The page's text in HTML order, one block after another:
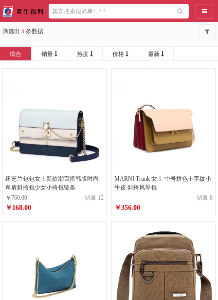
导航
筛选出 5 条数据
综合 销量 热度 价格 最新
纽芝兰包包女士新款潮百搭韩版时尚
单肩斜挎包少女小挎包链条
￥760.00
销量 12
￥168.00
MARNI Trunk 女士 中号拼色十字纹小
牛皮 斜挎风琴包
销量 8
￥356.00